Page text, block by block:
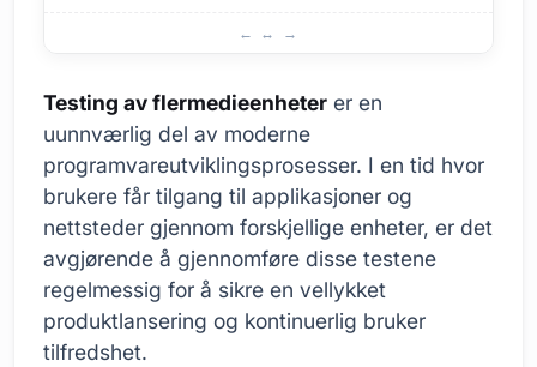
Testing av flermedieenheter er en
uunnværlig del av moderne
programvareutviklingsprosesser. I en tid hvor
brukere får tilgang til applikasjoner og
nettsteder gjennom forskjellige enheter, er det
avgjørende å gjennomføre disse testene
regelmessig for å sikre en vellykket
produktlansering og kontinuerlig bruker
tilfredshet.